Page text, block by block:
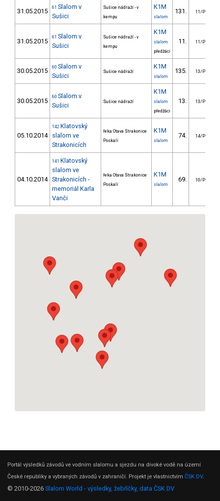
31.05.2015 61 Slalom v
Sušici
Sušice nádraží - v
kempu
K1M
slalom
131. 11/PZ
31.05.2015
61 Slalom v
Sušici
Sušice nádraží - v
kempu
K1M
slalom
předžáci
11. 11/PZ
30.05.2015 60 Slalom v
Sušici
Sušice nádraží
K1M
slalom
135. 13/PZ
30.05.2015
60 Slalom v
Sušici
Sušice nádraží
K1M
slalom
předžáci
13. 13/PZ
05.10.2014
142 Klatovský
slalom ve
Strakonicích
řeka Otava Strakonice
Poskalí
K1M
slalom
74. 14/PZ
04.10.2014
141 Klatovský
slalom ve
Strakonicích -
memoriál Karla
Vanči
řeka Otava Strakonice
Poskalí
K1M
slalom
69. 10/PZ
Portál výsledků závodů ve vodním slalomu a sjezdu na divoké vodě na území
České republiky a vybraných závodů v zahraničí. Projekt je vlastnictvím ČSK DV.
© 2010-2026 Slalom World - výsledky, žebříčky, data ČSK DV